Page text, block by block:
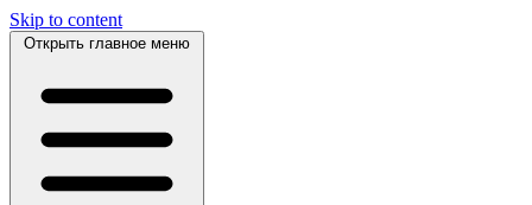
Skip to content
Открыть главное меню